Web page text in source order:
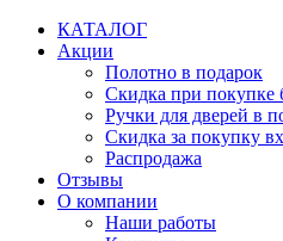
Перейти
содержимому
КАТАЛОГ
Акции
Полотно в подарок
Скидка при покупке
Ручки для дверей в
Скидка за покупку
Распродажа
Отзывы
О компании
Наши работы